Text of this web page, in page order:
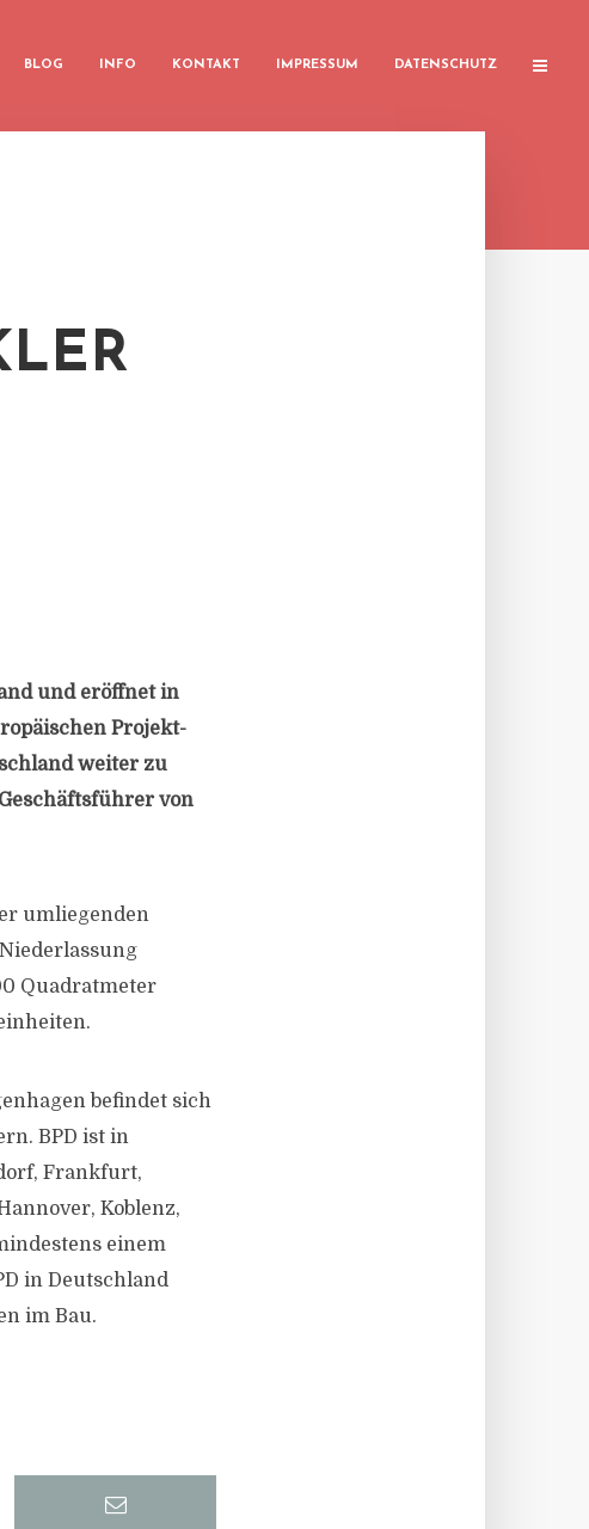
BLOG INFO KONTAKT IMPRESSUM DATENSCHUTZ
und eröffnet in
Projekt-
weiter zu
von
umliegenden
Quadratmeter
befindet sich
BPD ist in
Frankfurt,
Koblenz,
einem
in Deutschland
im Bau.